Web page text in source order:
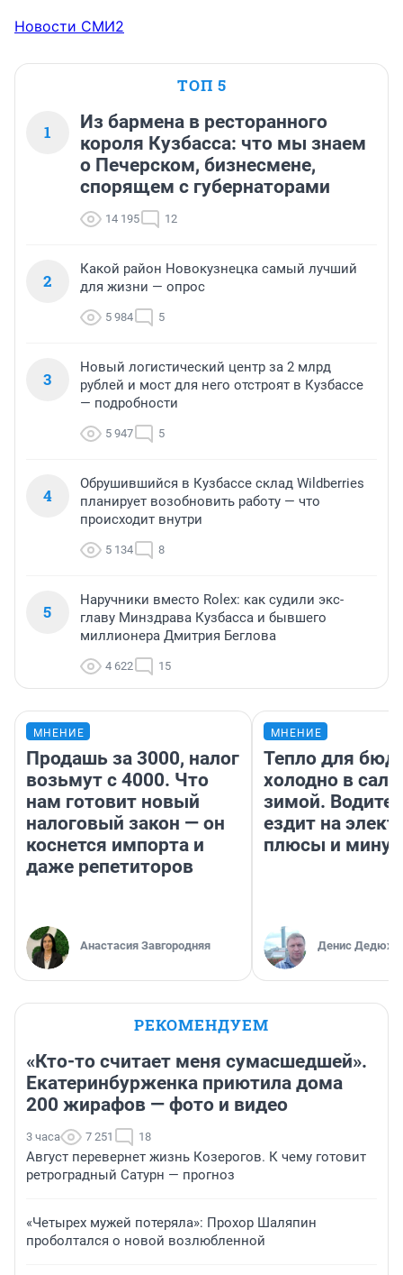
Новости СМИ2
ТОП 5
1
Из бармена в ресторанного
короля Кузбасса: что мы знаем
о Печерском, бизнесмене,
спорящем с губернаторами
14 195 12
2
Какой район Новокузнецка самый лучший
для жизни — опрос
5 984 5
3
Новый логистический центр за 2 млрд
рублей и мост для него отстроят в Кузбассе
— подробности
5 947 5
4
Обрушившийся в Кузбассе склад Wildberries
планирует возобновить работу — что
происходит внутри
5 134 8
5
Наручники вместо Rolex: как судили экс-
главу Минздрава Кузбасса и бывшего
миллионера Дмитрия Беглова
4 622 15
МНЕНИЕ
Продашь за 3000, налог
возьмут с 4000. Что
нам готовит новый
налоговый закон — он
коснется импорта и
даже репетиторов
Анастасия Завгородняя
МНЕНИЕ
Тепло для
холодно в
зимой.
ездит на
плюсы и
Денис
РЕКОМЕНДУЕМ
«Кто-то считает меня сумасшедшей».
Екатеринбурженка приютила дома
200 жирафов — фото и видео
3 часа 7 251 18
Август перевернет жизнь Козерогов. К чему готовит
ретроградный Сатурн — прогноз
«Четырех мужей потеряла»: Прохор Шаляпин
проболтался о новой возлюбленной